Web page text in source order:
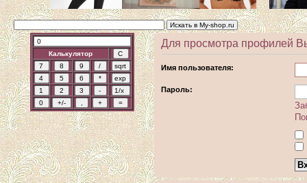
Калькулятор
Для просмотра профилей
Имя пользователя:
Пароль: